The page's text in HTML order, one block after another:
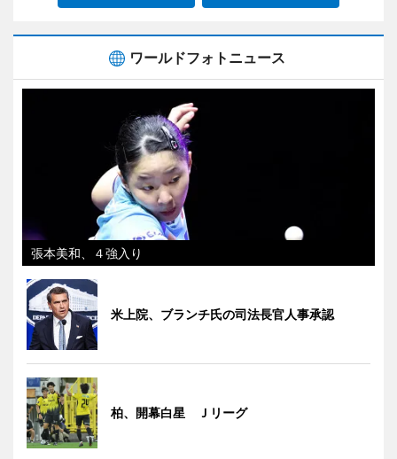
ワールドフォトニュース
張本美和、４強入り
米上院、ブランチ氏の司法長官人事承認
柏、開幕白星 Ｊリーグ